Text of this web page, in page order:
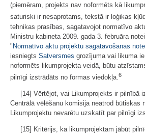
(piemēram, projekts nav noformēts kā
saturiski ir nesaprotams, tekstā ir loģikas
tehnikas prasības, sagatavojot normatīvo
Ministru kabineta 2009. gada 3. februāra
"Normatīvo aktu projektu sagatavošanas
iesniegts Satversmes grozījuma vai likuma
noformēts likumprojekta veidā, būtu
pilnīgi izstrādāts no formas viedokļa. 6
[14] Vērtējot, vai Likumprojekts ir pilnībā
Centrālā vēlēšanu komisija neatrod būtiskas
Likumprojektu nevarētu uzskatīt par pilnīgi
[15] Kritērijs, ka likumprojektam jābūt